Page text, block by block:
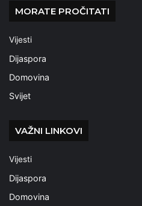
MORATE PROČITATI
Vijesti
Dijaspora
Domovina
Svijet
VAŽNI LINKOVI
Vijesti
Dijaspora
Domovina